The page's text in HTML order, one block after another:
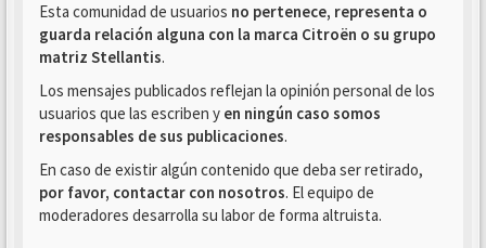
Esta comunidad de usuarios no pertenece, representa o
guarda relación alguna con la marca Citroën o su grupo
matriz Stellantis.
Los mensajes publicados reflejan la opinión personal de los
usuarios que las escriben y en ningún caso somos
responsables de sus publicaciones.
En caso de existir algún contenido que deba ser retirado,
por favor, contactar con nosotros. El equipo de
moderadores desarrolla su labor de forma altruista.